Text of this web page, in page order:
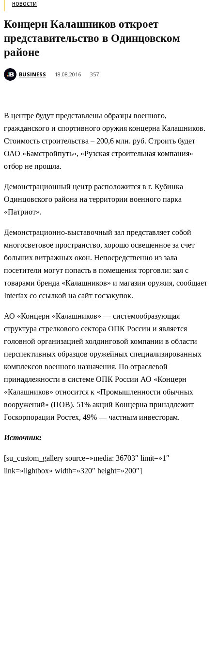
НОВОСТИ
Концерн Калашников откроет
представительство в Одинцовском
районе
BUSINESS 18.08.2016 357
В центре будут представлены образцы военного,
гражданского и спортивного оружия концерна Калашников.
Стоимость строительства – 200,6 млн. руб. Строить будет
ОАО «Бамстройпуть», «Рузская строительная компания»
отбор не прошла.
Демонстрационный центр расположится в г. Кубинка
Одинцовского района на территории военного парка
«Патриот».
Демонстрационно-выставочный зал представляет собой
многосветовое пространство, хорошо освещенное за счет
больших витражных окон. Непосредственно из зала
посетители могут попасть в помещения торговли: зал с
товарами бренда «Калашников» и магазин оружия, сообщает
Interfax со ссылкой на сайт госзакупок.
АО «Концерн «Калашников» — системообразующая
структура стрелкового сектора ОПК России и является
головной организацией холдинговой компании в области
перспективных образцов оружейных специализированных
комплексов военного назначения. По отраслевой
принадлежности в системе ОПК России АО «Концерн
«Калашников» относится к «Промышленности обычных
вооружений» (ПОВ). 51% акций Концерна принадлежит
Госкорпорации Ростех, 49% — частным инвесторам.
Источник:
[su_custom_gallery source=»media: 36703″ limit=»1″
link=»lightbox» width=»320″ height=»200″]